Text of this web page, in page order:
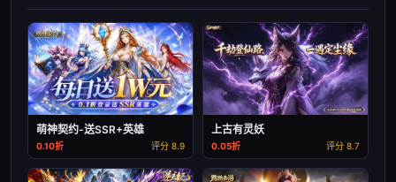
萌神契约-送SSR+英雄
0.10折 评分 8.9
上古有灵妖
0.05折 评分 8.7